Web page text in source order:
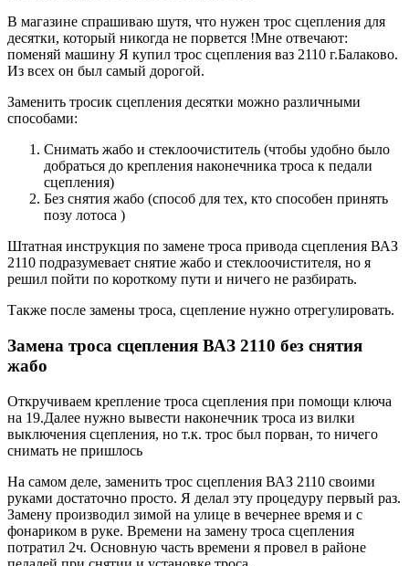
В магазине спрашиваю шутя, что нужен трос сцепления для
десятки, который никогда не порвется !Мне отвечают:
поменяй машину Я купил трос сцепления ваз 2110 г.Балаково.
Из всех он был самый дорогой.
Заменить тросик сцепления десятки можно различными
способами:
Снимать жабо и стеклоочиститель (чтобы удобно было
добраться до крепления наконечника троса к педали
сцепления)
Без снятия жабо (способ для тех, кто способен принять
позу лотоса )
Штатная инструкция по замене троса привода сцепления ВАЗ
2110 подразумевает снятие жабо и стеклоочистителя, но я
решил пойти по короткому пути и ничего не разбирать.
Также после замены троса, сцепление нужно отрегулировать.
Замена троса сцепления ВАЗ 2110 без снятия
жабо
Откручиваем крепление троса сцепления при помощи ключа
на 19.Далее нужно вывести наконечник троса из вилки
выключения сцепления, но т.к. трос был порван, то ничего
снимать не пришлось
На самом деле, заменить трос сцепления ВАЗ 2110 своими
руками достаточно просто. Я делал эту процедуру первый раз.
Замену производил зимой на улице в вечернее время и с
фонариком в руке. Времени на замену троса сцепления
потратил 2ч. Основную часть времени я провел в районе